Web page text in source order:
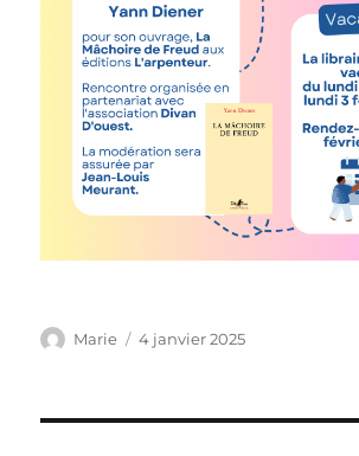
Auteur
Marie
Publié
4 janvier 2025